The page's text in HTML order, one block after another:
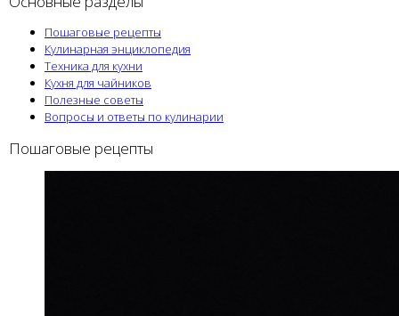
Пошаговые рецепты
Кулинарная энциклопедия
Техника для кухни
Кухня для чайников
Полезные советы
Вопросы и ответы по кулинарии
Пошаговые рецепты